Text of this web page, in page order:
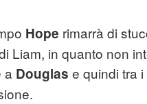
Hope rimarrà di
Liam, in quanto non
a Douglas e quindi tra